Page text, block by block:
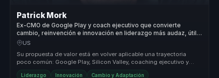
Patrick Mork
Ex-CMO de Google Play y coach ejecutivo que convierte
cambio, reinvención e innovación en liderazgo más audaz, útil y
real.
US
Su propuesta de valor está en volver aplicable una trayectoria
poco común: Google Play, Silicon Valley, coaching ejecutivo y
reinvención ...
Liderazgo Innovación Cambio y Adaptación